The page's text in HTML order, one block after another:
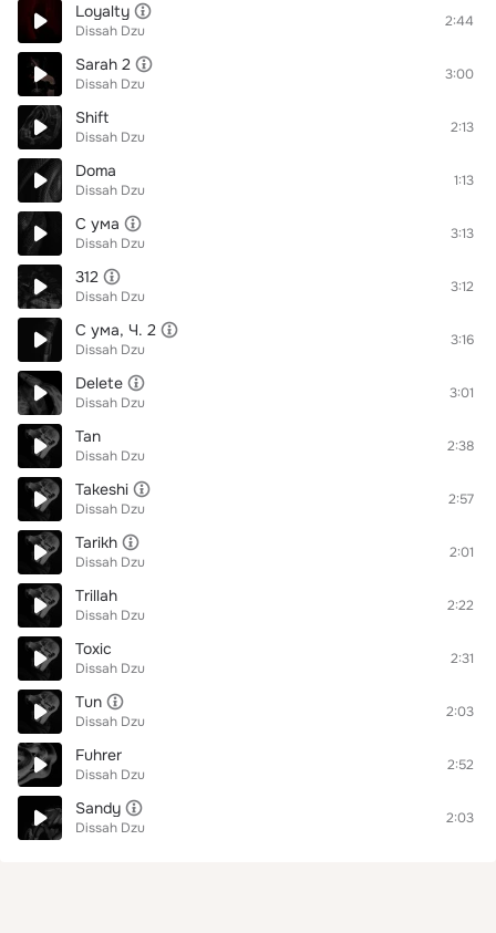
Loyalty
Dissah Dzu
2:44
Sarah 2
Dissah Dzu
3:00
Shift
Dissah Dzu
2:13
Doma
Dissah Dzu
1:13
С ума
Dissah Dzu
3:13
312
Dissah Dzu
3:12
С ума, Ч. 2
Dissah Dzu
3:16
Delete
Dissah Dzu
3:01
Tan
Dissah Dzu
2:38
Takeshi
Dissah Dzu
2:57
Tarikh
Dissah Dzu
2:01
Trillah
Dissah Dzu
2:22
Toxic
Dissah Dzu
2:31
Tun
Dissah Dzu
2:03
Fuhrer
Dissah Dzu
2:52
Sandy
Dissah Dzu
2:03